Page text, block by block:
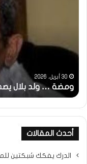
الشريف بونا
أحدث المقالات
الدرك يفكك شبكتين للمخدرات